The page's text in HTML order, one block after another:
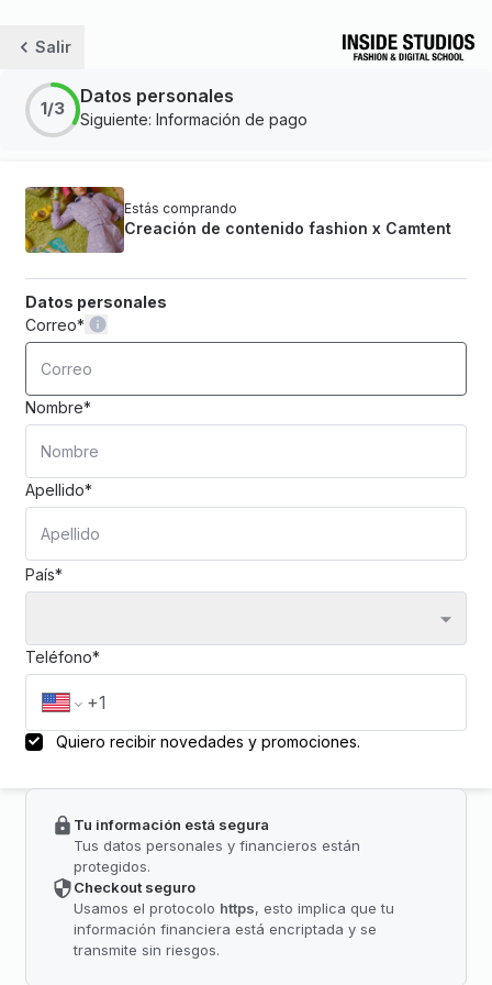
Salir
1/3
Datos personales
Siguiente: Información de pago
Estás comprando
Creación de contenido fashion x Camtent
Datos personales
Correo*
Nombre*
Apellido*
País*
Teléfono*
Quiero recibir novedades y promociones.
Tu información está segura
Tus datos personales y financieros están
protegidos.
Checkout seguro
Usamos el protocolo https, esto implica que tu
información financiera está encriptada y se
transmite sin riesgos.